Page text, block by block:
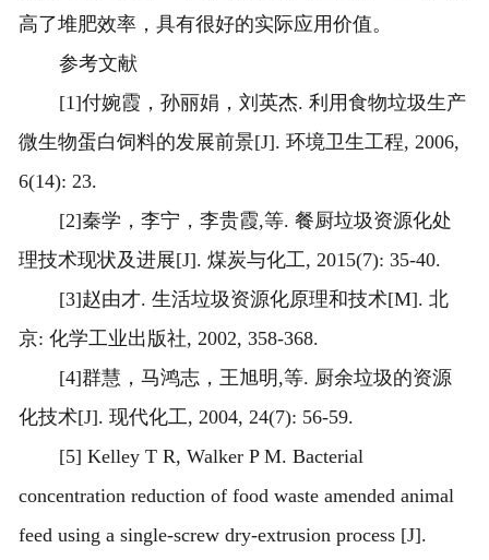
高了堆肥效率，具有很好的实际应用价值。
参考文献
[1]付婉霞，孙丽娟，刘英杰. 利用食物垃圾生产
微生物蛋白饲料的发展前景[J]. 环境卫生工程, 2006,
6(14): 23.
[2]秦学，李宁，李贵霞,等. 餐厨垃圾资源化处
理技术现状及进展[J]. 煤炭与化工, 2015(7): 35-40.
[3]赵由才. 生活垃圾资源化原理和技术[M]. 北
京: 化学工业出版社, 2002, 358-368.
[4]群慧，马鸿志，王旭明,等. 厨余垃圾的资源
化技术[J]. 现代化工, 2004, 24(7): 56-59.
[5] Kelley T R, Walker P M. Bacterial
concentration reduction of food waste amended animal
feed using a single-screw dry-extrusion process [J].